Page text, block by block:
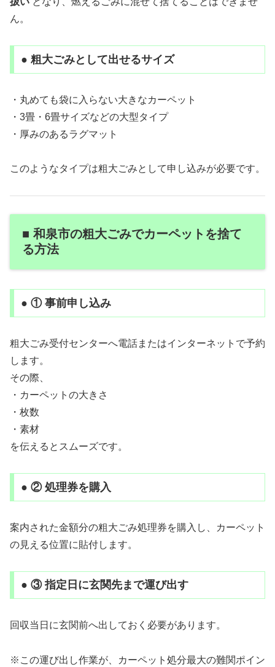
ん。
● 粗大ごみとして出せるサイズ
・丸めても袋に入らない大きなカーペット
・3畳・6畳サイズなどの大型タイプ
・厚みのあるラグマット
このようなタイプは粗大ごみとして申し込みが必要です。
■ 和泉市の粗大ごみでカーペットを捨て
る方法
● ① 事前申し込み
粗大ごみ受付センターへ電話またはインターネットで予約
します。
その際、
・カーペットの大きさ
・枚数
・素材
を伝えるとスムーズです。
● ② 処理券を購入
案内された金額分の粗大ごみ処理券を購入し、カーペット
の見える位置に貼付します。
● ③ 指定日に玄関先まで運び出す
回収当日に玄関前へ出しておく必要があります。
※この運び出し作業が、カーペット処分最大の難関ポイン